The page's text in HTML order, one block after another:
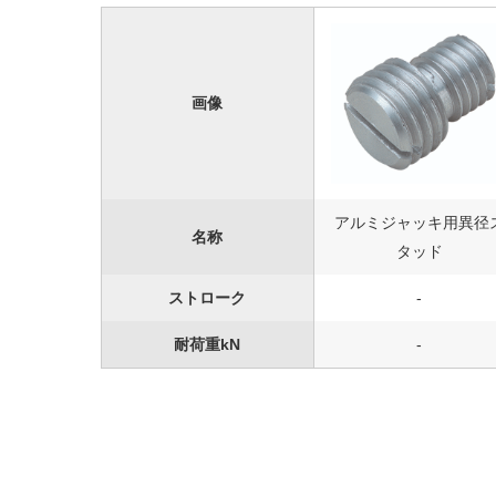
画像
名称
アルミジャッキ用異径
タッド
ストローク -
耐荷重kN -